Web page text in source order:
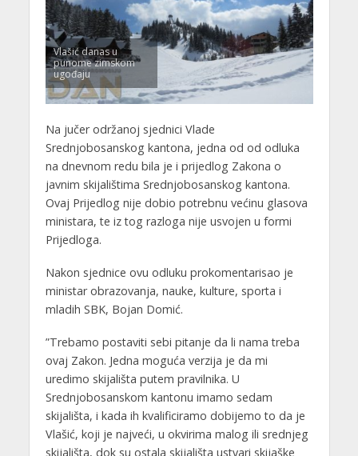
Vlašić danas u
punome zimskom
ugođaju
Na jučer održanoj sjednici Vlade
Srednjobosanskog kantona, jedna od od odluka
na dnevnom redu bila je i prijedlog Zakona o
javnim skijalištima Srednjobosanskog kantona.
Ovaj Prijedlog nije dobio potrebnu većinu glasova
ministara, te iz tog razloga nije usvojen u formi
Prijedloga.
Nakon sjednice ovu odluku prokomentarisao je
ministar obrazovanja, nauke, kulture, sporta i
mladih SBK, Bojan Domić.
”Trebamo postaviti sebi pitanje da li nama treba
ovaj Zakon. Jedna moguća verzija je da mi
uredimo skijališta putem pravilnika. U
Srednjobosanskom kantonu imamo sedam
skijališta, i kada ih kvalificiramo dobijemo to da je
Vlašić, koji je najveći, u okvirima malog ili srednjeg
skijališta, dok su ostala skijališta ustvari skijaške